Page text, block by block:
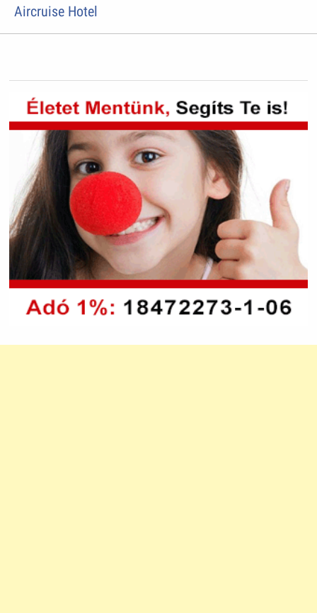
Aircruise Hotel